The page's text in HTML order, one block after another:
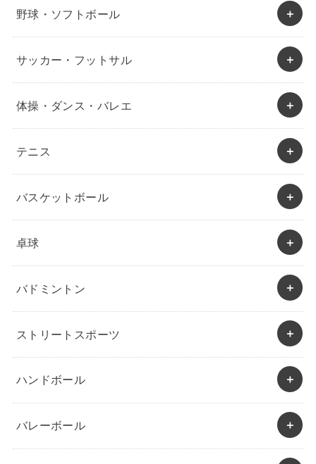
野球・ソフトボール
サッカー・フットサル
体操・ダンス・バレエ
テニス
バスケットボール
卓球
バドミントン
ストリートスポーツ
ハンドボール
バレーボール